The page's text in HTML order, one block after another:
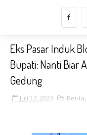
Eks Pasar Induk
Bupati: Nanti Biar
Gedung
Juli 17, 2023 Berita,